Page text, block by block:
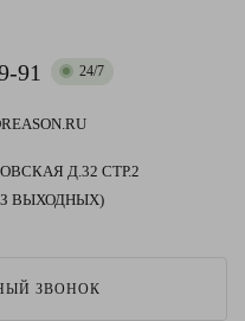
91 24/7
Д.32 СТР.2
ВЫХОДНЫХ)
ЗВОНОК